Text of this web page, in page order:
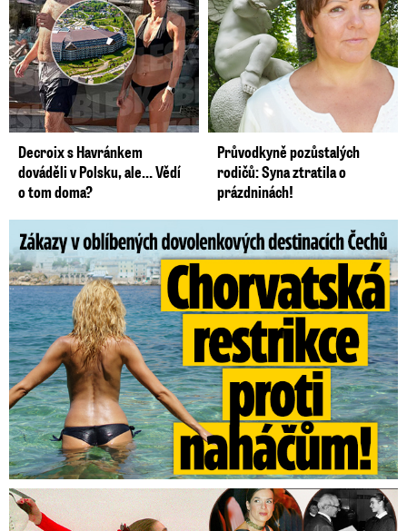
Decroix s Havránkem
dováděli v Polsku, ale… Vědí
o tom doma?
Průvodkyně pozůstalých
rodičů: Syna ztratila o
prázdninách!
Zákazy v dovolenkových rájích: Restrikce proti naháčům!
Tajná policie špehovala krasobruslařku Wittovou: Pikantní ...